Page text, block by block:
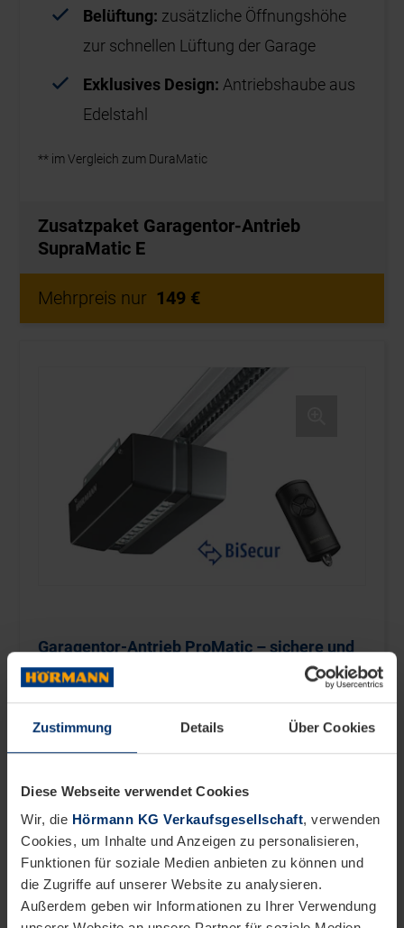
Zustimmung Details Über Cookies
Diese Webseite verwendet Cookies
Wir, die Hörmann KG Verkaufsgesellschaft, verwenden
Cookies, um Inhalte und Anzeigen zu personalisieren,
Funktionen für soziale Medien anbieten zu können und
die Zugriffe auf unserer Website zu analysieren.
Außerdem geben wir Informationen zu Ihrer Verwendung